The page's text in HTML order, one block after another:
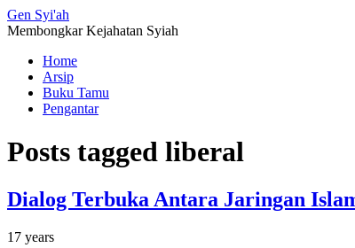
Gen Syi'ah
Membongkar Kejahatan Syiah
Home
Arsip
Buku Tamu
Pengantar
Posts tagged liberal
Dialog Terbuka Antara Jaringan
17 years